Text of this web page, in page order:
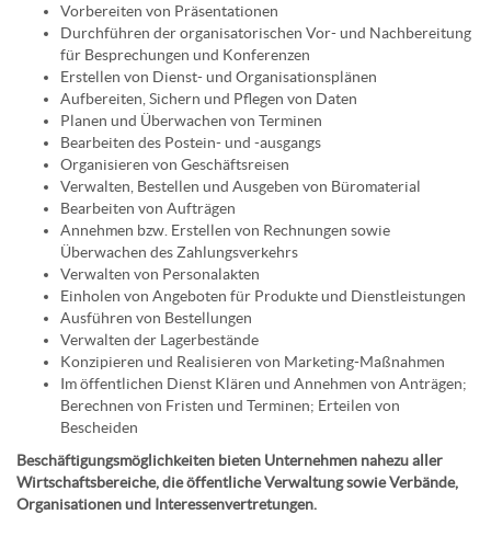
Vorbereiten von Präsentationen
Durchführen der organisatorischen Vor- und Nachbereitung
für Besprechungen und Konferenzen
Erstellen von Dienst- und Organisationsplänen
Aufbereiten, Sichern und Pflegen von Daten
Planen und Überwachen von Terminen
Bearbeiten des Postein- und -ausgangs
Organisieren von Geschäftsreisen
Verwalten, Bestellen und Ausgeben von Büromaterial
Bearbeiten von Aufträgen
Annehmen bzw. Erstellen von Rechnungen sowie
Überwachen des Zahlungsverkehrs
Verwalten von Personalakten
Einholen von Angeboten für Produkte und Dienstleistungen
Ausführen von Bestellungen
Verwalten der Lagerbestände
Konzipieren und Realisieren von Marketing-Maßnahmen
Im öffentlichen Dienst Klären und Annehmen von Anträgen;
Berechnen von Fristen und Terminen; Erteilen von
Bescheiden
Beschäftigungsmöglichkeiten bieten Unternehmen nahezu aller
Wirtschaftsbereiche, die öffentliche Verwaltung sowie Verbände,
Organisationen und Interessenvertretungen.